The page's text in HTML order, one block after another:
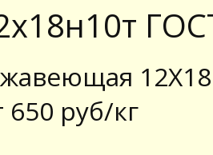
руб/кг